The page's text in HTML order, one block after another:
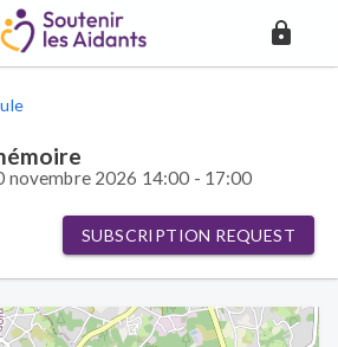
novembre 2026 14:00 - 17:00
SUBSCRIPTION REQUEST